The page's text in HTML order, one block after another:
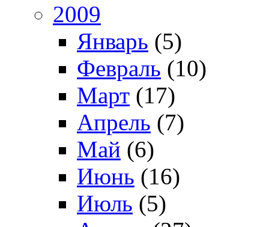
2009
Январь (5)
Февраль (10)
Март (17)
Апрель (7)
Май (6)
Июнь (16)
Июль (5)